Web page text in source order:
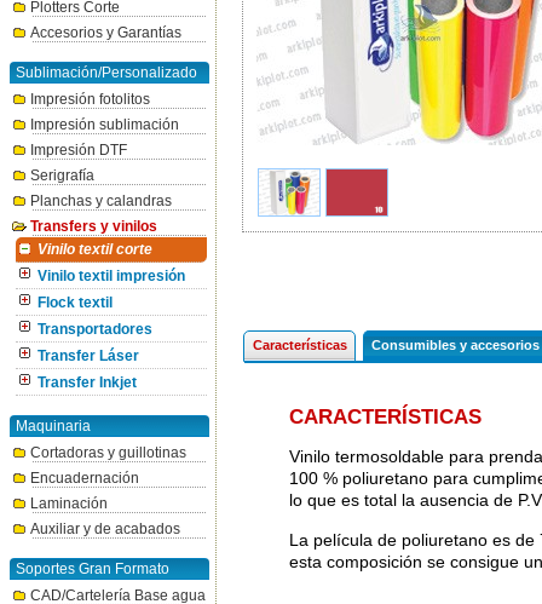
Plotters Corte
Accesorios y Garantías
Sublimación/Personalizado
Impresión fotolitos
Impresión sublimación
Impresión DTF
Serigrafía
Planchas y calandras
Transfers y vinilos
Vinilo textil corte
Vinilo textil impresión
Flock textil
Transportadores
Transfer Láser
Transfer Inkjet
Maquinaria
Cortadoras y guillotinas
Encuadernación
Laminación
Auxiliar y de acabados
Soportes Gran Formato
CAD/Cartelería Base agua
Características Consumibles y accesorios
CARACTERÍSTICAS
Vinilo termosoldable para
100 % poliuretano para
lo que es total la ausencia de
La película de poliuretano es
esta composición se consigue